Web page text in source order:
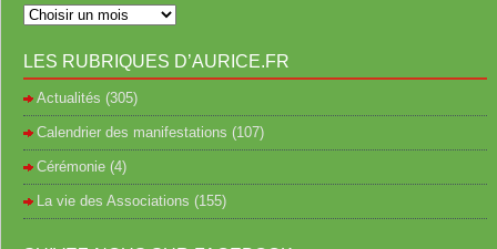
LES RUBRIQUES D’AURICE.FR
Actualités (305)
Calendrier des manifestations (107)
Cérémonie (4)
La vie des Associations (155)